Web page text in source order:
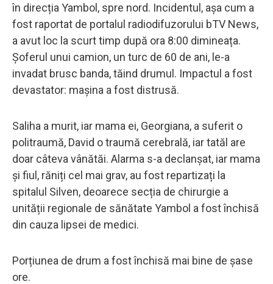
în direcția Yambol, spre nord. Incidentul, așa cum a
fost raportat de portalul radiodifuzorului bTV News,
a avut loc la scurt timp după ora 8:00 dimineața.
Şoferul unui camion, un turc de 60 de ani, le-a
invadat brusc banda, tăind drumul. Impactul a fost
devastator: mașina a fost distrusă.
Saliha a murit, iar mama ei, Georgiana, a suferit o
politraumă, David o traumă cerebrală, iar tatăl are
doar câteva vânătăi. Alarma s-a declanșat, iar mama
și fiul, răniți cel mai grav, au fost repartizați la
spitalul Silven, deoarece secția de chirurgie a
unității regionale de sănătate Yambol a fost închisă
din cauza lipsei de medici.
Porțiunea de drum a fost închisă mai bine de șase
ore.